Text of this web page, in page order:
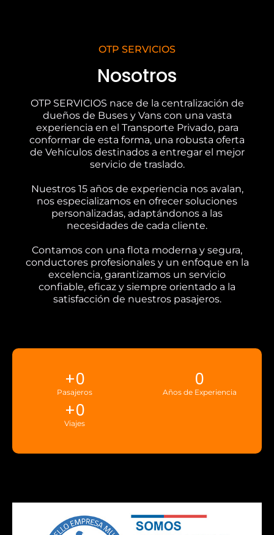
OTP SERVICIOS
Nosotros
OTP SERVICIOS nace de la centralización de
dueños de Buses y Vans con una vasta
experiencia en el Transporte Privado, para
conformar de esta forma, una robusta oferta
de Vehículos destinados a entregar el mejor
servicio de traslado.
Nuestros 15 años de experiencia nos avalan,
nos especializamos en ofrecer soluciones
personalizadas, adaptándonos a las
necesidades de cada cliente.
Contamos con una flota moderna y segura,
conductores profesionales y un enfoque en la
excelencia, garantizamos un servicio
confiable, eficaz y siempre orientado a la
satisfacción de nuestros pasajeros.
Pasajeros
+0
Años de Experiencia
0
Viajes
+0